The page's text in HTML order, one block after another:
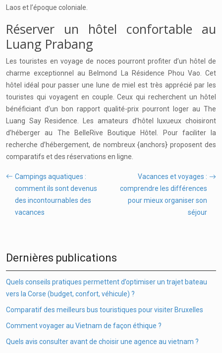
Laos et l’époque coloniale.
Réserver un hôtel confortable au
Luang Prabang
Les touristes en voyage de noces pourront profiter d’un hôtel de
charme exceptionnel au Belmond La Résidence Phou Vao. Cet
hôtel idéal pour passer une lune de miel est très apprécié par les
touristes qui voyagent en couple. Ceux qui recherchent un hôtel
bénéficiant d’un bon rapport qualité-prix pourront loger au The
Luang Say Residence. Les amateurs d’hôtel luxueux choisiront
d’héberger au The BelleRive Boutique Hôtel. Pour faciliter la
recherche d’hébergement, de nombreux {anchors} proposent des
comparatifs et des réservations en ligne.
Campings aquatiques :
comment ils sont devenus
des incontournables des
vacances
Vacances et voyages :
comprendre les différences
pour mieux organiser son
séjour
Dernières publications
Quels conseils pratiques permettent d’optimiser un trajet bateau
vers la Corse (budget, confort, véhicule) ?
Comparatif des meilleurs bus touristiques pour visiter Bruxelles
Comment voyager au Vietnam de façon éthique ?
Quels avis consulter avant de choisir une agence au vietnam ?